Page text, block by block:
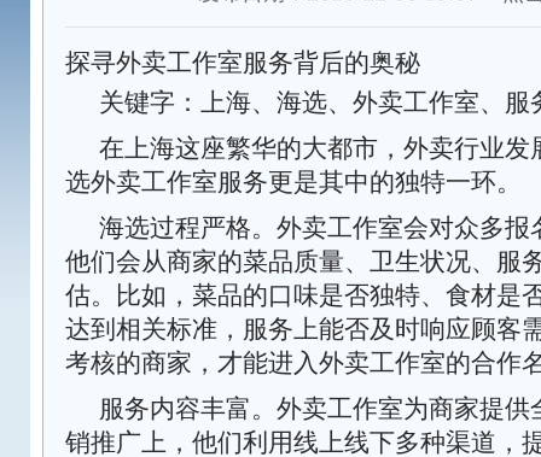
探寻外卖工作室服务背后的奥秘
关键字：上海、海选、外卖工作室、服
在上海这座繁华的大都市，外卖行业发
选外卖工作室服务更是其中的独特一环。
海选过程严格。外卖工作室会对众多报
他们会从商家的菜品质量、卫生状况、服
估。比如，菜品的口味是否独特、食材是
达到相关标准，服务上能否及时响应顾客
考核的商家，才能进入外卖工作室的合作
服务内容丰富。外卖工作室为商家提供
销推广上，他们利用线上线下多种渠道，